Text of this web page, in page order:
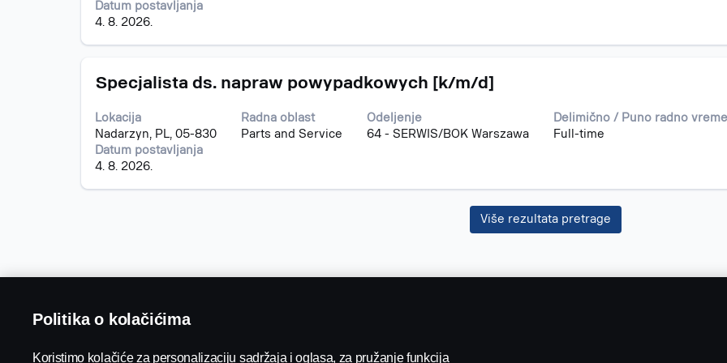
Datum postavljanja
4. 8. 2026.
prikazali
sadržaj
o
Naslov
Specjalista ds. napraw powypadkowych [k/m/d]
Lokacija
Nadarzyn, PL, 05-830
Radna oblast
Parts and Service
Odeljenje
64 - SERWIS/BOK Warszawa
Delimično / Puno radno vreme
Full-time
Datum postavljanja
4. 8. 2026.
Izaberite
razmaknicom
da
biste
prikazali
sadržaj
Više rezultata pretrage
Politika o kolačićima
Koristimo kolačiće za personalizaciju sadržaja i oglasa, za pružanje funkcija